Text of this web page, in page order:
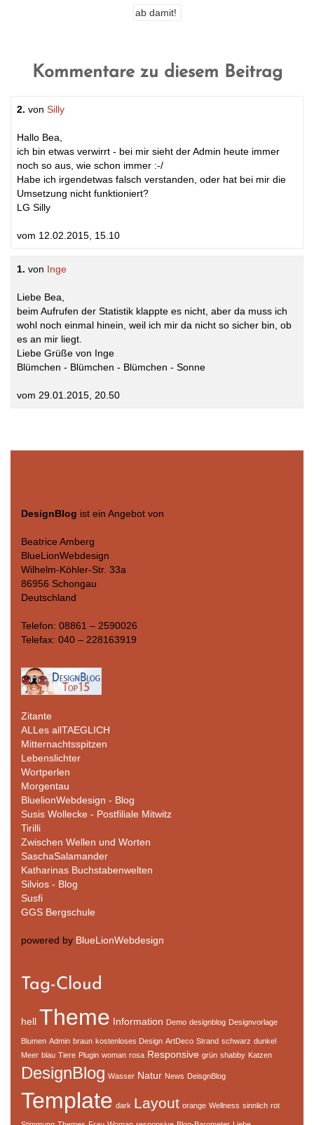
Kommentare zu diesem Beitrag
2. von Silly
Hallo Bea,
ich bin etwas verwirrt - bei mir sieht der Admin heute immer
noch so aus, wie schon immer :-/
Habe ich irgendetwas falsch verstanden, oder hat bei mir die
Umsetzung nicht funktioniert?
LG Silly
vom 12.02.2015, 15.10
1. von Inge
Liebe Bea,
beim Aufrufen der Statistik klappte es nicht, aber da muss ich
wohl noch einmal hinein, weil ich mir da nicht so sicher bin, ob
es an mir liegt.
Liebe Grüße von Inge
Blümchen - Blümchen - Blümchen - Sonne
vom 29.01.2015, 20.50
DesignBlog ist ein Angebot von
Beatrice Amberg
BlueLionWebdesign
Wilhelm-Köhler-Str. 33a
86956 Schongau
Deutschland
Telefon: 08861 – 2590026
Telefax: 040 – 228163919
Zitante
ALLes allTAEGLICH
Mitternachtsspitzen
Lebenslichter
Wortperlen
Morgentau
BluelionWebdesign - Blog
Susis Wollecke - Postfiliale Mitwitz
Tirilli
Zwischen Wellen und Worten
SaschaSalamander
Katharinas Buchstabenwelten
Silvios - Blog
Susfi
GGS Bergschule
powered by BlueLionWebdesign
Tag-Cloud
hell Theme Information Demo designblog Designvorlage
Blumen Admin braun kostenloses Design ArtDeco Strand schwarz dunkel
Meer blau Tiere Plugin woman rosa Responsive grün shabby Katzen
DesignBlog Wasser Natur News DeisgnBlog
Template dark Layout orange Wellness sinnlich rot